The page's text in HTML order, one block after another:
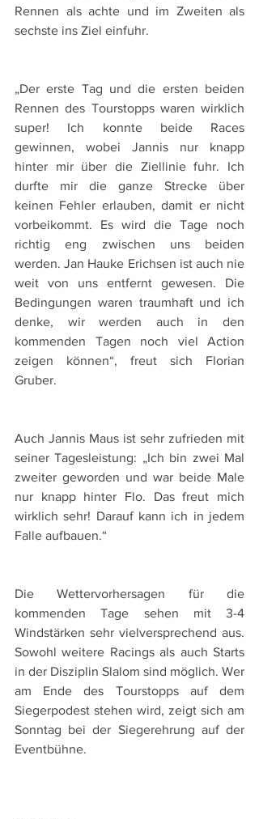
Rennen als achte und im Zweiten als
sechste ins Ziel einfuhr.
„Der erste Tag und die ersten beiden
Rennen des Tourstopps waren wirklich
super! Ich konnte beide Races
gewinnen, wobei Jannis nur knapp
hinter mir über die Ziellinie fuhr. Ich
durfte mir die ganze Strecke über
keinen Fehler erlauben, damit er nicht
vorbeikommt. Es wird die Tage noch
richtig eng zwischen uns beiden
werden. Jan Hauke Erichsen ist auch nie
weit von uns entfernt gewesen. Die
Bedingungen waren traumhaft und ich
denke, wir werden auch in den
kommenden Tagen noch viel Action
zeigen können“, freut sich Florian
Gruber.
Auch Jannis Maus ist sehr zufrieden mit
seiner Tagesleistung: „Ich bin zwei Mal
zweiter geworden und war beide Male
nur knapp hinter Flo. Das freut mich
wirklich sehr! Darauf kann ich in jedem
Falle aufbauen.“
Die Wettervorhersagen für die
kommenden Tage sehen mit 3-4
Windstärken sehr vielversprechend aus.
Sowohl weitere Racings als auch Starts
in der Disziplin Slalom sind möglich. Wer
am Ende des Tourstopps auf dem
Siegerpodest stehen wird, zeigt sich am
Sonntag bei der Siegerehrung auf der
Eventbühne.